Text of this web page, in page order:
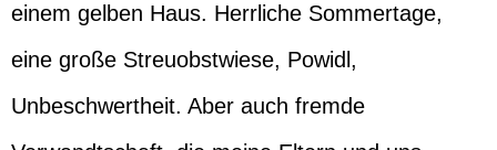
einem gelben Haus. Herrliche Sommertage,
eine große Streuobstwiese, Powidl,
Unbeschwertheit. Aber auch fremde